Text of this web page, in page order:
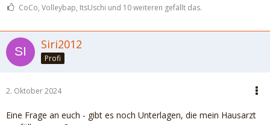
CoCo, Volleybap, ItsUschi und 10 weiteren gefällt das.
Siri2012
Profi
2. Oktober 2024
Eine Frage an euch - gibt es noch Unterlagen, die mein Hausarzt